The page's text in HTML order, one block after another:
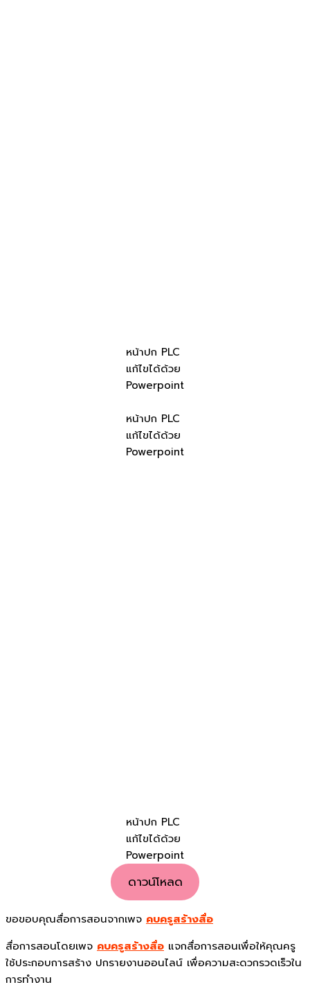
หน้าปก PLC
แก้ไขได้ด้วย
Powerpoint
หน้าปก PLC
แก้ไขได้ด้วย
Powerpoint
หน้าปก PLC
แก้ไขได้ด้วย
Powerpoint
ดาวน์โหลด
ขอขอบคุณสื่อการสอนจากเพจ คบครูสร้างสื่อ
สื่อการสอนโดยเพจ คบครูสร้างสื่อ แจกสื่อการสอนเพื่อให้คุณครู
ใช้ประกอบการสร้าง ปกรายงานออนไลน์ เพื่อความสะดวกรวดเร็วใน
การทำงาน